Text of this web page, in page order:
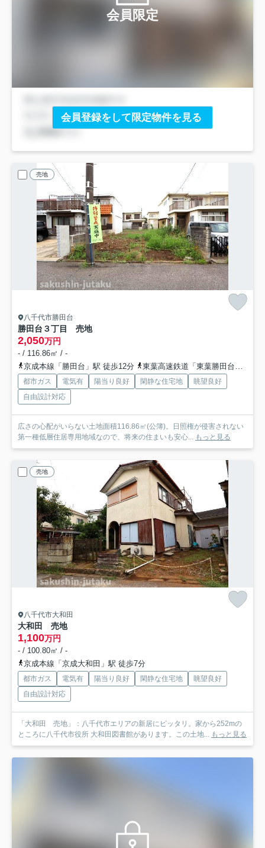
会員限定
会員登録をして限定物件を見る
売地
八千代市勝田台
勝田台３丁目 売地
2,050万円
- / 116.86㎡ / -
京成本線「勝田台」駅 徒歩12分
東葉高速鉄道「東葉勝田台」駅 徒歩13分
都市ガス 電気有 陽当り良好 閑静な住宅地
眺望良好
自由設計対応
広さの心配がいらない土地面積116.86㎡(公簿)。日照権が侵害されない
第一種低層住居専用地域なので、将来の住まいも安心... もっと見る
売地
八千代市大和田
大和田 売地
1,100万円
- / 100.80㎡ / -
京成本線「京成大和田」駅 徒歩7分
都市ガス 電気有 陽当り良好 閑静な住宅地
眺望良好
自由設計対応
「大和田 売地」：八千代市エリアの新居にピッタリ。家から252mの
ところに八千代市役所 大和田図書館があります。この土地... もっと見る